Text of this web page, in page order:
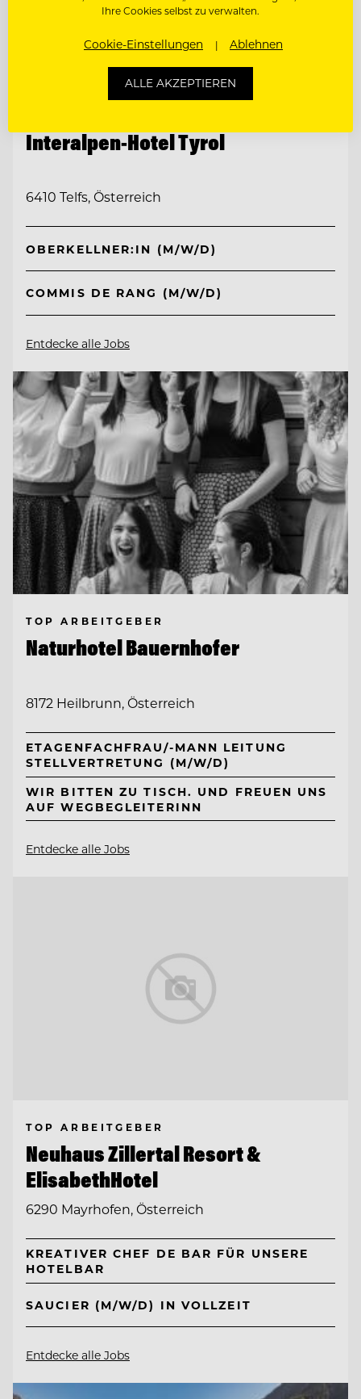
Interalpen-Hotel Tyrol
6410 Telfs, Österreich
OBERKELLNER:IN (M/W/D)
COMMIS DE RANG (M/W/D)
Entdecke alle Jobs
TOP ARBEITGEBER
Naturhotel Bauernhofer
8172 Heilbrunn, Österreich
ETAGENFACHFRAU/-MANN LEITUNG
STELLVERTRETUNG (M/W/D)
WIR BITTEN ZU TISCH. UND FREUEN UNS
AUF WEGBEGLEITERINN
Entdecke alle Jobs
TOP ARBEITGEBER
Neuhaus Zillertal Resort &
ElisabethHotel
6290 Mayrhofen, Österreich
KREATIVER CHEF DE BAR FÜR UNSERE
HOTELBAR
SAUCIER (M/W/D) IN VOLLZEIT
Entdecke alle Jobs
Ihre Cookies selbst zu verwalten.
Cookie-Einstellungen Ablehnen
ALLE AKZEPTIEREN